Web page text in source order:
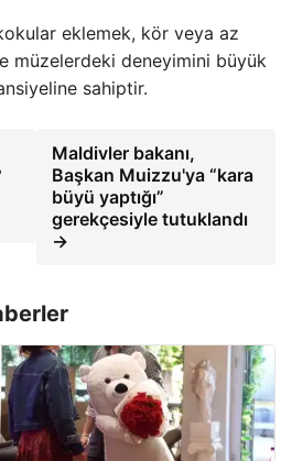
eklemek, kör veya az
müzelerdeki deneyimini büyük
sahiptir.
Maldivler bakanı,
Başkan Muizzu'ya “kara
büyü yaptığı”
gerekçesiyle tutuklandı
→